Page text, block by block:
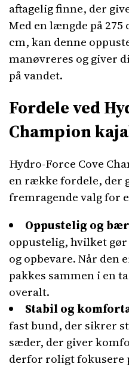
aftagelig finne, der
Med en længde på 275
cm, kan denne
manøvreres og giver
på vandet.
Fordele ved
Champion
Hydro-Force Cove
en række fordele, der
fremragende valg for
Oppustelig og
oppustelig, hvilket
og opbevare. Når den
pakkes sammen i en
overalt.
Stabil og
fast bund, der sikrer
sæder, der giver
derfor roligt fokusere